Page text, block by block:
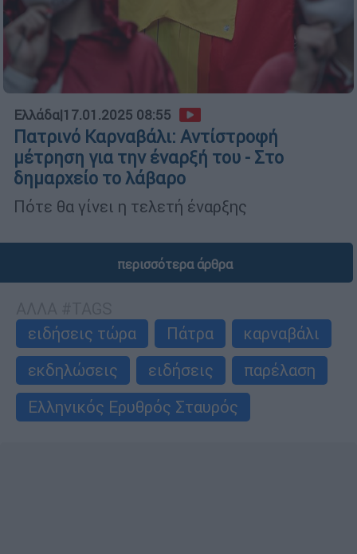
Ελλάδα|17.01.2025 08:55
Πατρινό Καρναβάλι: Αντίστροφή
μέτρηση για την έναρξή του - Στο
δημαρχείο το λάβαρο
Πότε θα γίνει η τελετή έναρξης
περισσότερα άρθρα
ειδήσεις τώρα
Πάτρα
καρναβάλι
εκδηλώσεις
ειδήσεις
παρέλαση
Ελληνικός Ερυθρός Σταυρός